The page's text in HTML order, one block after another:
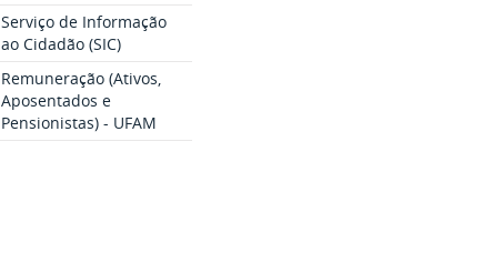
Serviço de Informação
ao Cidadão (SIC)
Remuneração (Ativos,
Aposentados e
Pensionistas) - UFAM